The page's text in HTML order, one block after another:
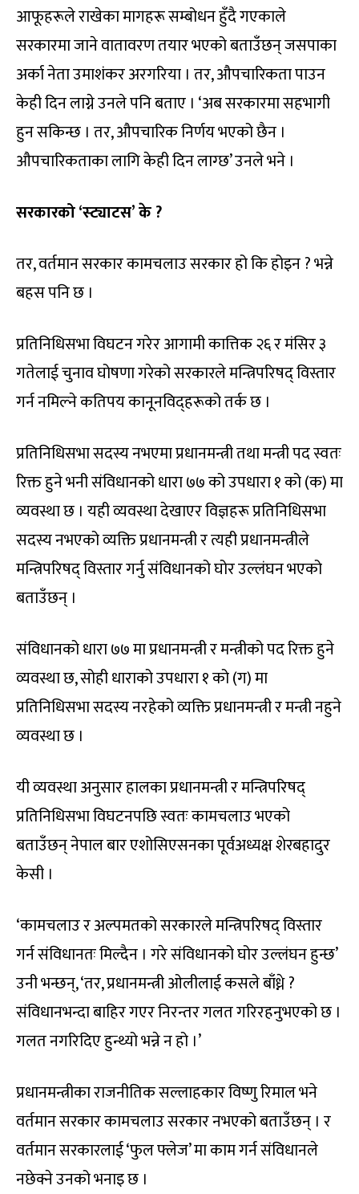
आफूहरूले राखेका मागहरू सम्बोधन हुँदै गएकाले
सरकारमा जाने वातावरण तयार भएको बताउँछन् जसपाका
अर्का नेता उमाशंकर अरगरिया । तर, औपचारिकता पाउन
केही दिन लाग्ने उनले पनि बताए । ‘अब सरकारमा सहभागी
हुन सकिन्छ । तर, औपचारिक निर्णय भएको छैन ।
औपचारिकताका लागि केही दिन लाग्छ’ उनले भने ।
सरकारको ‘स्ट्याटस’ के ?
तर, वर्तमान सरकार कामचलाउ सरकार हो कि होइन ? भन्ने
बहस पनि छ ।
प्रतिनिधिसभा विघटन गरेर आगामी कात्तिक २६ र मंसिर ३
गतेलाई चुनाव घोषणा गरेको सरकारले मन्त्रिपरिषद् विस्तार
गर्न नमिल्ने कतिपय कानूनविद्हरूको तर्क छ ।
प्रतिनिधिसभा सदस्य नभएमा प्रधानमन्त्री तथा मन्त्री पद स्वतः
रिक्त हुने भनी संविधानको धारा ७७ को उपधारा १ को (क) मा
व्यवस्था छ । यही व्यवस्था देखाएर विज्ञहरू प्रतिनिधिसभा
सदस्य नभएको व्यक्ति प्रधानमन्त्री र त्यही प्रधानमन्त्रीले
मन्त्रिपरिषद् विस्तार गर्नु संविधानको घोर उल्लंघन भएको
बताउँछन् ।
संविधानको धारा ७७ मा प्रधानमन्त्री र मन्त्रीको पद रिक्त हुने
व्यवस्था छ, सोही धाराको उपधारा १ को (ग) मा
प्रतिनिधिसभा सदस्य नरहेको व्यक्ति प्रधानमन्त्री र मन्त्री नहुने
व्यवस्था छ ।
यी व्यवस्था अनुसार हालका प्रधानमन्त्री र मन्त्रिपरिषद्
प्रतिनिधिसभा विघटनपछि स्वतः कामचलाउ भएको
बताउँछन् नेपाल बार एशोसिएसनका पूर्वअध्यक्ष शेरबहादुर
केसी ।
‘कामचलाउ र अल्पमतको सरकारले मन्त्रिपरिषद् विस्तार
गर्न संविधानतः मिल्दैन । गरे संविधानको घोर उल्लंघन हुन्छ’
उनी भन्छन्, ‘तर, प्रधानमन्त्री ओलीलाई कसले बाँध्ने ?
संविधानभन्दा बाहिर गएर निरन्तर गलत गरिरहनुभएको छ ।
गलत नगरिदिए हुन्थ्यो भन्ने न हो ।’
प्रधानमन्त्रीका राजनीतिक सल्लाहकार विष्णु रिमाल भने
वर्तमान सरकार कामचलाउ सरकार नभएको बताउँछन् । र
वर्तमान सरकारलाई ‘फुल फ्लेज’ मा काम गर्न संविधानले
नछेक्ने उनको भनाइ छ ।